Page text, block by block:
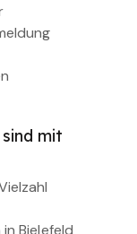
mit
Bielefeld